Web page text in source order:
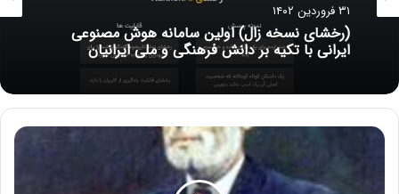
۳۱ فروردین ۱۴۰۲
(رخشای نسخه زال) اولین سامانه هوش مصنوعی
ایرانی با تکیه بر دانش فرهنگی و ملی ایرانیان